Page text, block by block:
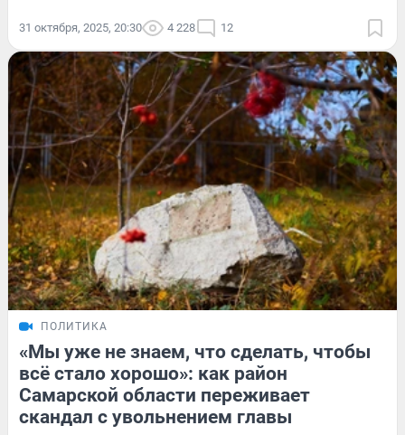
31 октября, 2025, 20:30 4 228 12
ПОЛИТИКА
«Мы уже не знаем, что сделать, чтобы
всё стало хорошо»: как район
Самарской области переживает
скандал с увольнением главы